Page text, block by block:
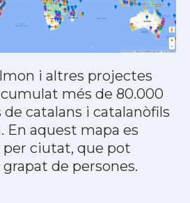
i altres projectes
més de 80.000
catalans i catalanòfils
En aquest mapa es
ciutat, que pot
de persones.